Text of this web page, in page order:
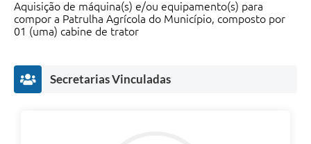
Arquivos para Download
Aquisição de máquina(s) e/ou equipamento(s) para
compor a Patrulha Agrícola do Município, composto por
01 (uma) cabine de trator
Secretarias Vinculadas